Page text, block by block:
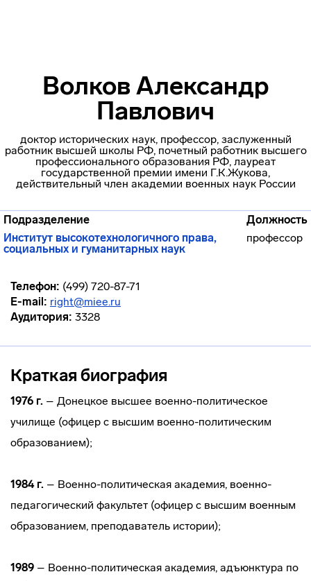
Волков Александр
Павлович
доктор исторических наук, профессор, заслуженный
работник высшей школы РФ, почетный работник высшего
профессионального образования РФ, лауреат
государственной премии имени Г.К.Жукова,
действительный член академии военных наук России
Подразделение
Должность
Институт высокотехнологичного права,
социальных и гуманитарных наук
профессор
Телефон: (499) 720-87-71
E-mail: right@miee.ru
Аудитория: 3328
Краткая биография
1976 г. – Донецкое высшее военно-политическое
училище (офицер с высшим военно-политическим
образованием);
1984 г. – Военно-политическая академия, военно-
педагогический факультет (офицер с высшим военным
образованием, преподаватель истории);
1989 – Военно-политическая академия, адъюнктура по